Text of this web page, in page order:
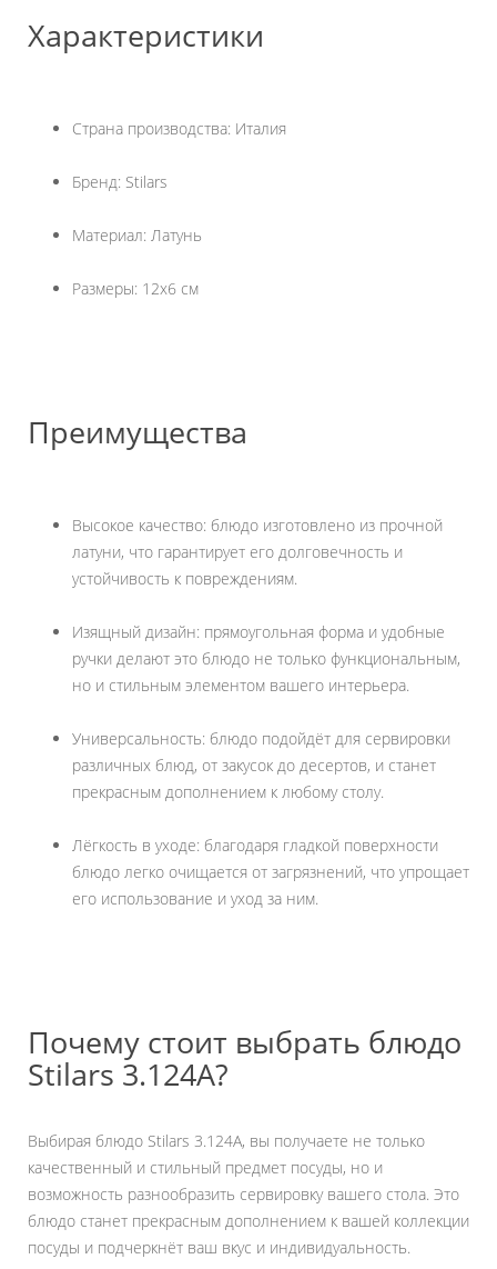
Характеристики
Страна производства: Италия
Бренд: Stilars
Материал: Латунь
Размеры: 12х6 см
Преимущества
Высокое качество: блюдо изготовлено из прочной
латуни, что гарантирует его долговечность и
устойчивость к повреждениям.
Изящный дизайн: прямоугольная форма и удобные
ручки делают это блюдо не только функциональным,
но и стильным элементом вашего интерьера.
Универсальность: блюдо подойдёт для сервировки
различных блюд, от закусок до десертов, и станет
прекрасным дополнением к любому столу.
Лёгкость в уходе: благодаря гладкой поверхности
блюдо легко очищается от загрязнений, что упрощает
его использование и уход за ним.
Почему стоит выбрать блюдо
Stilars 3.124А?
Выбирая блюдо Stilars 3.124А, вы получаете не только
качественный и стильный предмет посуды, но и
возможность разнообразить сервировку вашего стола. Это
блюдо станет прекрасным дополнением к вашей коллекции
посуды и подчеркнёт ваш вкус и индивидуальность.